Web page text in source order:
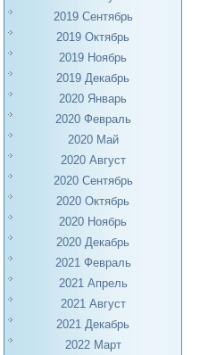
2019 Сентябрь
2019 Октябрь
2019 Ноябрь
2019 Декабрь
2020 Январь
2020 Февраль
2020 Май
2020 Август
2020 Сентябрь
2020 Октябрь
2020 Ноябрь
2020 Декабрь
2021 Февраль
2021 Апрель
2021 Август
2021 Декабрь
2022 Март